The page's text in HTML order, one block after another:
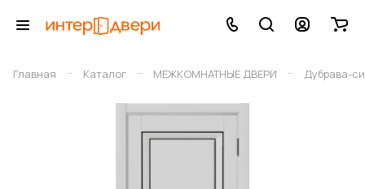
Главная – Каталог – МЕЖКОМНАТНЫЕ ДВЕРИ – Дубрава-